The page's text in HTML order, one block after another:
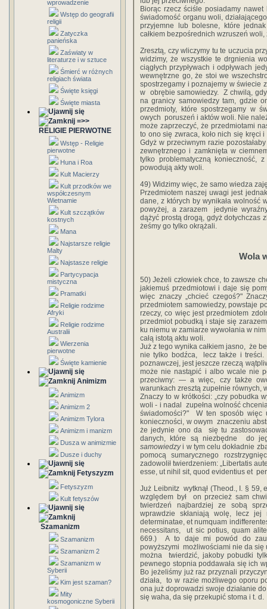
wprowadzenie
Wstęp do geografii
religii
Zatyczka
panieńska
Zaświaty w
literaturze i w sztuce
Śmierć w różnych
religiach świata
Święte księgi
Święte miasta
=>>
RELIGIE PIERWOTNE
Wstęp - Religie
pierwotne
Huna i Roa
Kult Macierzy
Kult przodków we
współczesnym
Wietnamie
Kult szczątków
kostnych
Mana
Najstarsze religie
Malty
Najstasze religie
Partycypacja
mistyczna
Pramatki
Religie rodzime
Afryki
Religie rodzime
Australii
Wierzenia
pierwotne
Święte kamienie
Animizm
Animizm
Animizm 2
Animizm Tylora
Animizm i manizm
Dusza w animizmie
Dusze i duchy
Fetyszyzm
Fetyszyzm
Kult fetyszów
Szamanizm
Szamanizm
Szamanizm 2
Szamanizm w
Syberii
Kim jest szaman?
Mity
kosmogoniczne Syberii
‎Biorąc‎ ‎rzecz‎ ‎ściśle‎ ‎posiadamy‎
‎świadomość‎ ‎organu‎ ‎woli,‎
‎przyjemne‎ ‎lub‎ ‎bolesne,‎ ‎które‎
‎całkiem bezpośrednich‎ ‎wzruszeń‎
‎Zresztą,‎ ‎czy‎ ‎wliczymy‎ ‎tu‎ ‎te‎ ‎uczucia
‎widzimy,‎ ‎że‎ ‎wszystkie‎ ‎te‎ ‎drgnienia‎
‎ciągłych‎ ‎przypływach‎ ‎i‎ ‎odpływach‎
‎wewnętrzne go,‎ ‎że‎ ‎stoi‎ ‎we‎
‎spostrzegamy‎ ‎i‎ ‎poznajemy w‎ ‎świecie‎
‎w‎ ‎ obrębie‎ ‎samowiedzy.‎ ‎ Z‎ ‎chwilą,
‎na‎ ‎granicy‎ ‎samowiedzy‎ ‎tam,‎ ‎gdzie‎
‎przedmioty,‎ ‎które‎ ‎spostrzegamy‎ ‎w‎
‎owych‎ ‎ poruszeń‎ ‎i‎ ‎aktów‎ ‎woli.‎ ‎Nie‎
‎może‎ ‎zaprzeczyć,‎ ‎że przedmiotami‎
‎to‎ ‎ono‎ ‎się‎ ‎zwraca,‎ ‎koło‎ ‎nich‎ ‎się‎ ‎kręci
Gdyż‎ ‎w‎ ‎przeciwnym‎ ‎razie‎
‎zewnętrznego‎ ‎i‎ ‎zamknięta‎ ‎w‎
‎tylko‎ ‎problematyczną‎ ‎konieczność,‎
‎powodują‎ ‎akty‎ ‎woli.
49)‎ ‎Widzimy‎ ‎więc,‎ ‎że‎ ‎samo‎ ‎wiedza‎
Przedmiotem‎ ‎naszej‎ ‎uwagi‎ ‎jest‎
‎dane,‎ ‎z których by‎ ‎wynikała‎ ‎wolność‎
‎powyżej,‎ ‎a‎ ‎zarazem‎ ‎ jedynie‎
‎dążyć‎ ‎prostą‎ ‎drogą,‎ ‎gdyż‎ ‎dotychczas‎
‎żeśmy‎ ‎go‎ ‎tylko‎ ‎okrążali.
Wola‎
50)‎ ‎Jeżeli‎ ‎człowiek‎ ‎chce,‎ ‎to‎ ‎zawsze‎
‎jakiemuś‎ ‎przedmiotowi‎ ‎i‎ ‎daje‎ ‎się‎
‎więc‎ ‎znaczy „chcieć‎ ‎czegoś?"‎
‎przedmiotem‎ ‎samowiedzy,‎ ‎powstaje‎
‎rzeczy,‎ ‎co‎ ‎więc‎ ‎jest‎ ‎przedmiotem‎
przedmiot‎ ‎pobudką‎ ‎i‎ ‎staje‎ ‎się‎
‎ku‎ ‎niemu w‎ ‎zamiarze‎ ‎wywołania‎ ‎w‎
‎całą‎ ‎istotą‎ ‎aktu woli.‎ ‎
Już‎ ‎z‎ ‎tego‎ ‎wynika‎ ‎całkiem‎ ‎jasno,‎ ‎ że‎
nie‎ ‎tylko‎ ‎bodźca, ‎ ‎lecz‎ ‎także‎ ‎i‎
‎poznawczej,‎ ‎jest jeszcze‎ ‎rzeczą‎
‎może‎ ‎nie‎ ‎nastąpić‎ ‎i‎ ‎albo‎ ‎wcale nie‎
‎przeciwny:‎ ‎—‎ ‎a‎ ‎więc,‎ ‎czy‎ ‎także‎
‎warunkach zresztą‎ ‎zupełnie‎ ‎równych,‎
‎Znaczy‎ ‎to‎ ‎w‎ ‎krótkości:‎ ‎„czy‎ ‎pobudka‎
‎woli - i‎ ‎nadal‎ ‎ zupełna‎ ‎wolność‎
‎świadomości?"‎ ‎ W‎ ‎ten‎ ‎sposób‎ ‎więc‎
‎konieczności,‎ ‎w owym‎ ‎ znaczeniu‎
‎że‎ ‎jedynie‎ ‎ono‎ ‎da ‎ ‎się‎ ‎tu‎
‎danych,‎ ‎które‎ ‎są‎ ‎niezbędne‎ ‎ do‎
samowiedzy‎‎i‎ ‎w‎ ‎tym‎ ‎celu‎ ‎dokładnie‎
‎pomocą‎ ‎sumarycznego‎
‎zadowolił‎ ‎twierdzeniem:‎ ‎„Libertatis‎
‎esse,‎ ‎ut‎ ‎nihil‎ ‎sit,‎ ‎quod‎ ‎evidentius‎ ‎et‎
Już‎ ‎Leibnitz‎ ‎ ‎wytknął‎ ‎(Theod.,‎ ‎I.‎ ‎§‎ ‎59,‎
‎względem‎ ‎był‎ ‎ on‎ ‎przecież‎ ‎sam‎
‎twierdzeń‎ ‎najbardziej‎ ‎ze sobą‎
‎wprawdzie‎ ‎skłaniają‎ ‎wolę,‎ ‎lecz‎ ‎jej‎
‎determinatae,‎ ‎et‎ ‎numquam‎
‎necessitans,‎ ‎ ut‎ ‎sic potius,‎ ‎quam‎
‎669.)‎ ‎ A‎ ‎to‎ ‎daje‎ ‎mi‎ ‎powód‎ ‎do‎
‎powyższymi‎ ‎ możliwościami‎ ‎nie‎ ‎da‎
‎można ‎ ‎twierdzić, jakoby‎ ‎pobudki‎
‎pewnego‎ ‎stopnia‎ ‎poddawała‎ ‎się‎ ‎ich
Bo‎ ‎jeżeliśmy‎ ‎już‎ ‎raz‎ ‎przyznali‎
‎działa, ‎ ‎to‎ ‎w‎ ‎razie możliwego‎ ‎oporu
‎ona‎ ‎już‎ ‎doprowadzi‎ ‎swoje‎ ‎działanie
‎się‎ ‎waha,‎ ‎da‎ ‎się‎ ‎przekupić‎ ‎stoma‎ ‎i‎ ‎t.‎ ‎d.‎ ‎